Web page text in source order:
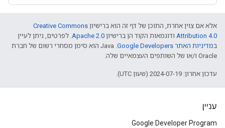
אלא אם צוין אחרת, התוכן של דף זה הוא ברישיון Creative Commons
Attribution 4.0 ודוגמאות הקוד הן ברישיון Apache 2.0. לפרטים, ניתן לעיין
במדיניות האתר Google Developers‏
.‏ Java הוא סימן מסחרי רשום של חברת
Oracle ו/או של השותפים העצמאיים שלה.
עדכון אחרון: 2024-07-19 (שעון UTC).
עניין
Google Developer Program